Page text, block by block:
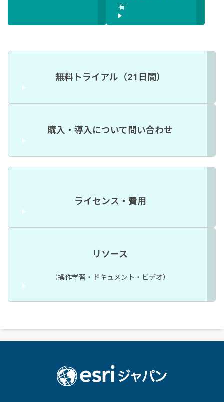
有
無料トライアル（21日間）
購入・導入について問い合わせ
ライセンス・費用
リソース
（操作学習・ドキュメント・ビデオ）